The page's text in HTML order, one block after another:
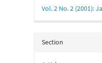
Vol. 2 No. 2 (2001):
Section